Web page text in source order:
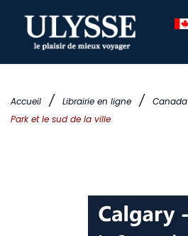
Accueil / Librairie en ligne / Canada
Park et le sud de la ville